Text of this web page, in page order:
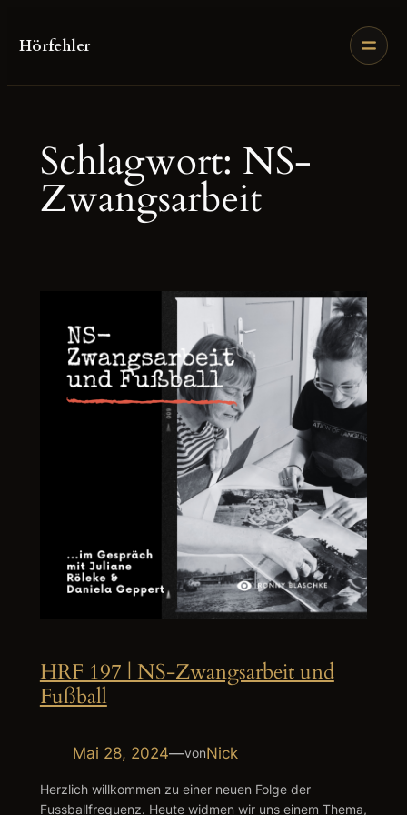
Inhalt
Hörfehler
Schlagwort: NS-
Zwangsarbeit
HRF 197 | NS-Zwangsarbeit und
Fußball
Mai 28, 2024—vonNick
Herzlich willkommen zu einer neuen Folge der
Fussballfrequenz. Heute widmen wir uns einem Thema,